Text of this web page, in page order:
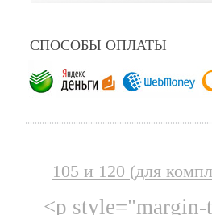
СПОСОБЫ ОПЛАТЫ
105 и 120 (для
<p